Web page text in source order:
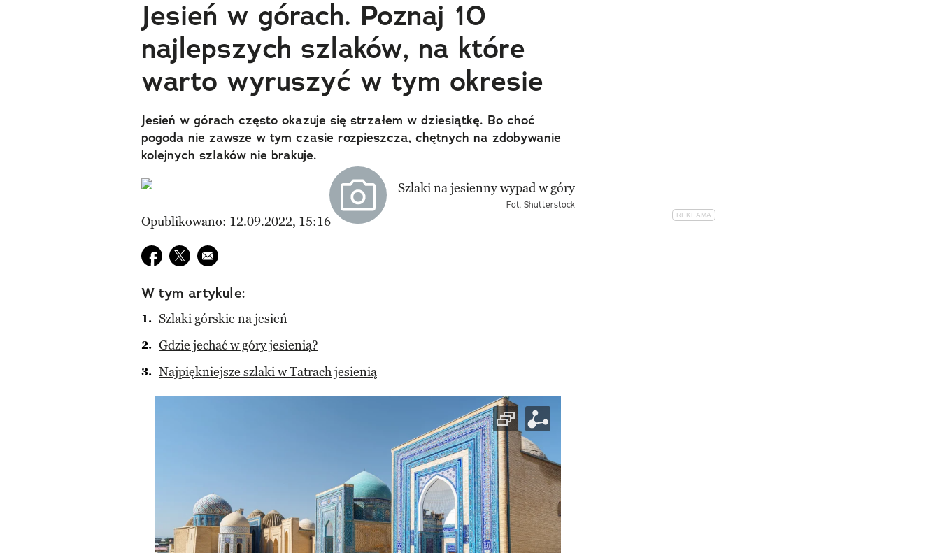
Jesień w górach. Poznaj 10
najlepszych szlaków, na które
warto wyruszyć w tym okresie
Jesień w górach często okazuje się strzałem w dziesiątkę. Bo choć
pogoda nie zawsze w tym czasie rozpieszcza, chętnych na zdobywanie
kolejnych szlaków nie brakuje.
Fot. Shutterstock
Opublikowano: 12.09.2022, 15:16
Udostępnij na facebook
Udostępnij na twitter
E-mail do przyjaciela
W tym artykule:
Szlaki górskie na jesień
Gdzie jechać w góry jesienią?
Najpiękniejsze szlaki w Tatrach jesienią